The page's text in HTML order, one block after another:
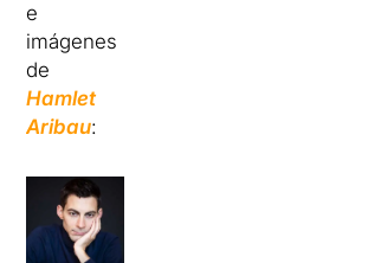
e
imágenes
de
Hamlet
Aribau: